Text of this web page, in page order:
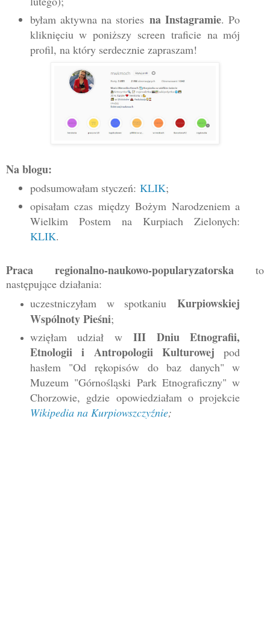
byłam aktywna na stories na Instagramie. Po
kliknięciu w poniższy screen traficie na mój
profil, na który serdecznie zapraszam!
Na blogu:
podsumowałam styczeń: KLIK;
opisałam czas między Bożym Narodzeniem a
Wielkim Postem na Kurpiach Zielonych:
KLIK.
Praca regionalno-naukowo-popularyzatorskato
następujące działania:
uczestniczyłam w spotkaniuKurpiowskiej
Wspólnoty Pieśni;
wzięłam udział wIII Dniu Etnografii,
Etnologii i Antropologii Kulturowejpod
hasłem "Od rękopisów do baz danych" w
Muzeum "Górnośląski Park Etnograficzny" w
Chorzowie, gdzie opowiedziałam o projekcie
Wikipedia na Kurpiowszczyźnie;